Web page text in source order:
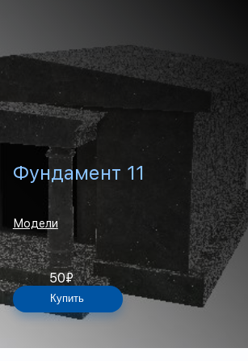
Фундамент 11
Модели
50₽
Купить